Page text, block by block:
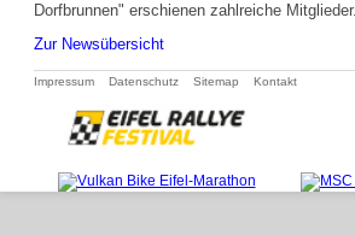
Dorfbrunnen" erschienen zahlreiche Mitglieder.
Zur Newsübersicht
Navigation
Impressum Datenschutz Sitemap Kontakt